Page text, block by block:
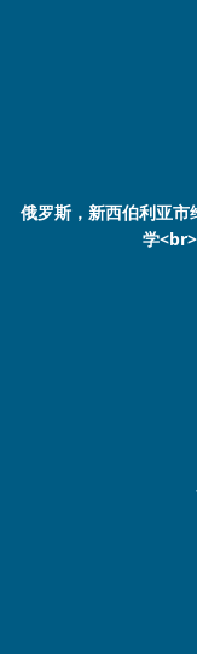
俄罗斯，新西伯利亚
学